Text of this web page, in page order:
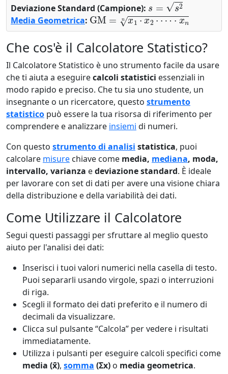
Deviazione Standard (Campione):
Media Geometrica:
GM=x1⋅x2⋅⋯⋅xnn
Che cos'è il Calcolatore Statistico?
Il Calcolatore Statistico è uno strumento facile da usare
che ti aiuta a eseguirecalcoli statistici essenziali in
modo rapido e preciso. Che tu sia uno studente, un
insegnante o un ricercatore, questo strumento
statistico può essere la tua risorsa di riferimento per
comprendere e analizzare insiemi di numeri.
Con questo strumento di analisi statistica, puoi
calcolare misure chiave come media, mediana, moda,
intervallo, varianza edeviazione standard. È ideale
per lavorare con set di dati per avere una visione chiara
della distribuzione e della variabilità dei dati.
Come Utilizzare il Calcolatore
Segui questi passaggi per sfruttare al meglio questo
aiuto per l'analisi dei dati:
Inserisci i tuoi valori numerici nella casella di testo.
Puoi separarli usando virgole, spazi o interruzioni
di riga.
Scegli il formato dei dati preferito e il numero di
decimali da visualizzare.
Clicca sul pulsante “Calcola” per vedere i risultati
immediatamente.
Utilizza i pulsanti per eseguire calcoli specifici come
media (x̄), somma (Σx) o media geometrica.